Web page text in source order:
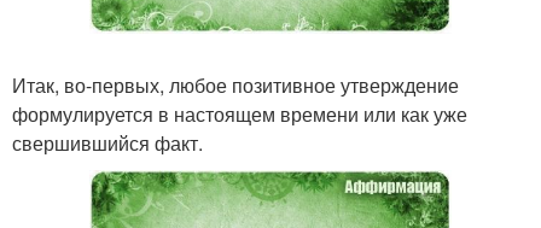
Итак, во-первых, любое позитивное утверждение
формулируется в настоящем времени или как уже
свершившийся факт.